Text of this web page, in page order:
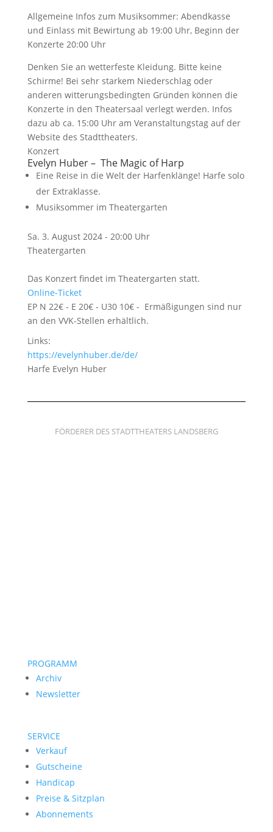
Allgemeine Infos zum Musiksommer: Abendkasse
und Einlass mit Bewirtung ab 19:00 Uhr, Beginn der
Konzerte 20:00 Uhr
Denken Sie an wetterfeste Kleidung. Bitte keine
Schirme! Bei sehr starkem Niederschlag oder
anderen witterungsbedingten Gründen können die
Konzerte in den Theatersaal verlegt werden. Infos
dazu ab ca. 15:00 Uhr am Veranstaltungstag auf der
Website des Stadttheaters.
Konzert
Evelyn Huber – The Magic of Harp
Eine Reise in die Welt der Harfenklänge! Harfe solo
der Extraklasse.
Musiksommer im Theatergarten
Sa. 3. August 2024 - 20:00 Uhr
Theatergarten
Das Konzert findet im Theatergarten statt.
Online-Ticket
EP N 22€ - E 20€ - U30 10€ - Ermäßigungen sind nur
an den VVK-Stellen erhältlich.
Links:
https://evelynhuber.de/de/
Harfe Evelyn Huber
FÖRDERER DES STADTTHEATERS LANDSBERG
PROGRAMM
Archiv
Newsletter
SERVICE
Verkauf
Gutscheine
Handicap
Preise & Sitzplan
Abonnements